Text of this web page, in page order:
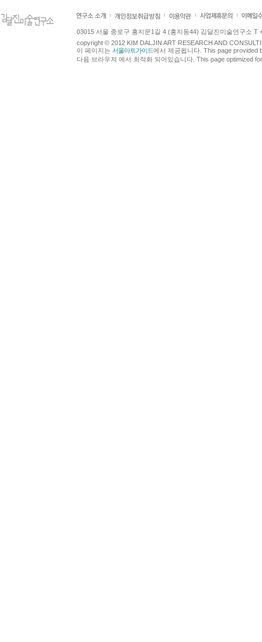
03015 서울 종로구 홍지문1길 4 (홍지동44) 김달진미술연구소 T
copyright © 2012 KIM DALJIN ART RESEARCH AND
이 페이지는 서울아트가이드에서 제공됩니다. This page provided
다음 브라우져 에서 최적화 되어있습니다. This page optimized